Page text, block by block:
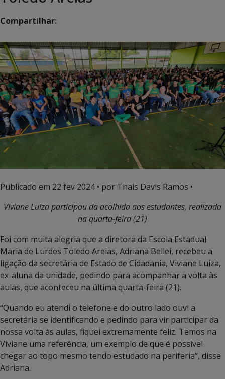
Compartilhar:
Publicado em 22 fev 2024• por Thais Davis Ramos •
Viviane Luiza participou da acolhida aos estudantes, realizada
na quarta-feira (21)
Foi com muita alegria que a diretora da Escola Estadual
Maria de Lurdes Toledo Areias, Adriana Bellei, recebeu a
ligação da secretária de Estado de Cidadania, Viviane Luiza,
ex-aluna da unidade, pedindo para acompanhar a volta às
aulas, que aconteceu na última quarta-feira (21).
“Quando eu atendi o telefone e do outro lado ouvi a
secretária se identificando e pedindo para vir participar da
nossa volta às aulas, fiquei extremamente feliz. Temos na
Viviane uma referência, um exemplo de que é possível
chegar ao topo mesmo tendo estudado na periferia”, disse
Adriana.